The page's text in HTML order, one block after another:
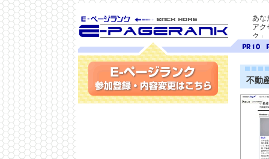
SEO対策に E-ページ
ランク
あな
アク
ク」
ランク
10
9
不動
参加登録(無料)・内容変更